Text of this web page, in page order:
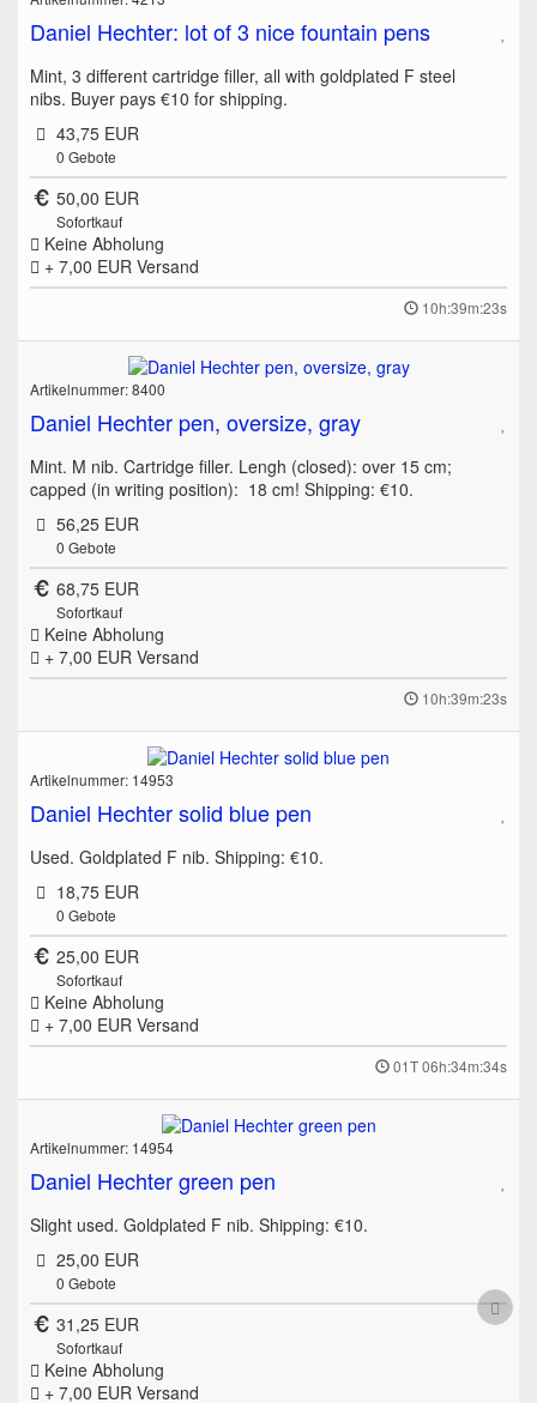
Daniel Hechter: lot of 3 nice fountain pens
Mint, 3 different cartridge filler, all with goldplated F steel
nibs. Buyer pays €10 for shipping.
43,75 EUR
0 Gebote
50,00 EUR
Sofortkauf
Keine Abholung
+ 7,00 EUR Versand
10h:39m:23s
Artikelnummer: 8400
Daniel Hechter pen, oversize, gray
Mint. M nib. Cartridge filler. Lengh (closed): over 15 cm;
capped (in writing position): 18 cm! Shipping: €10.
56,25 EUR
0 Gebote
68,75 EUR
Sofortkauf
Keine Abholung
+ 7,00 EUR Versand
10h:39m:23s
Artikelnummer: 14953
Daniel Hechter solid blue pen
Used. Goldplated F nib. Shipping: €10.
18,75 EUR
0 Gebote
25,00 EUR
Sofortkauf
Keine Abholung
+ 7,00 EUR Versand
01T 06h:34m:34s
Artikelnummer: 14954
Daniel Hechter green pen
Slight used. Goldplated F nib. Shipping: €10.
25,00 EUR
0 Gebote
31,25 EUR
Sofortkauf
Keine Abholung
+ 7,00 EUR Versand